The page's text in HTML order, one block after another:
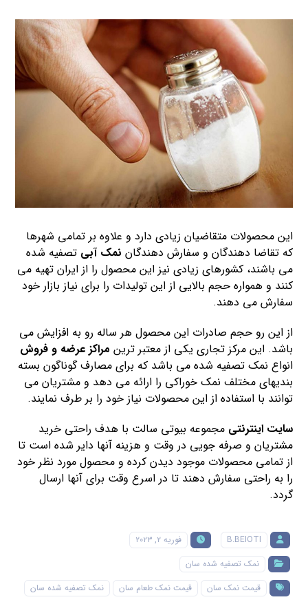
این محصولات متقاضیان زیادی دارد و علاوه بر تمامی شهرها
که تقاضا دهندگان و سفارش دهندگان نمک آبیتصفیه شده
می باشند، کشورهای زیادی نیز این محصول را از ایران تهیه می
کنند و همواره حجم بالایی از این تولیدات را برای نیاز بازار خود
سفارش می دهند.
از این رو حجم صادرات این محصول هر ساله رو به افزایش می
باشد. این مرکز تجاری یکی از معتبر ترین مراکز عرضه و فروش
انواع نمک تصفیه شده می باشد که برای مصارف گوناگون بسته
بندیهای مختلف نمک خوراکی را ارائه می دهد و مشتریان می
توانند با استفاده از این محصولات نیاز خود را بر طرف نمایند.
سایت اینترنتی مجموعه بیوتی سالت با هدف راحتی خرید
مشتریان و صرفه جویی در وقت و هزینه آنها دایر شده است تا
از تمامی محصولات موجود دیدن کرده و محصول مورد نظر خود
را به راحتی سفارش دهند تا در اسرع وقت برای آنها ارسال
گردد.
B.BEIOTI
فوریه ۲, ۲۰۲۳
نمک تصفیه شده سان
قیمت نمک سان
قیمت نمک طعام سان
نمک تصفیه شده سان